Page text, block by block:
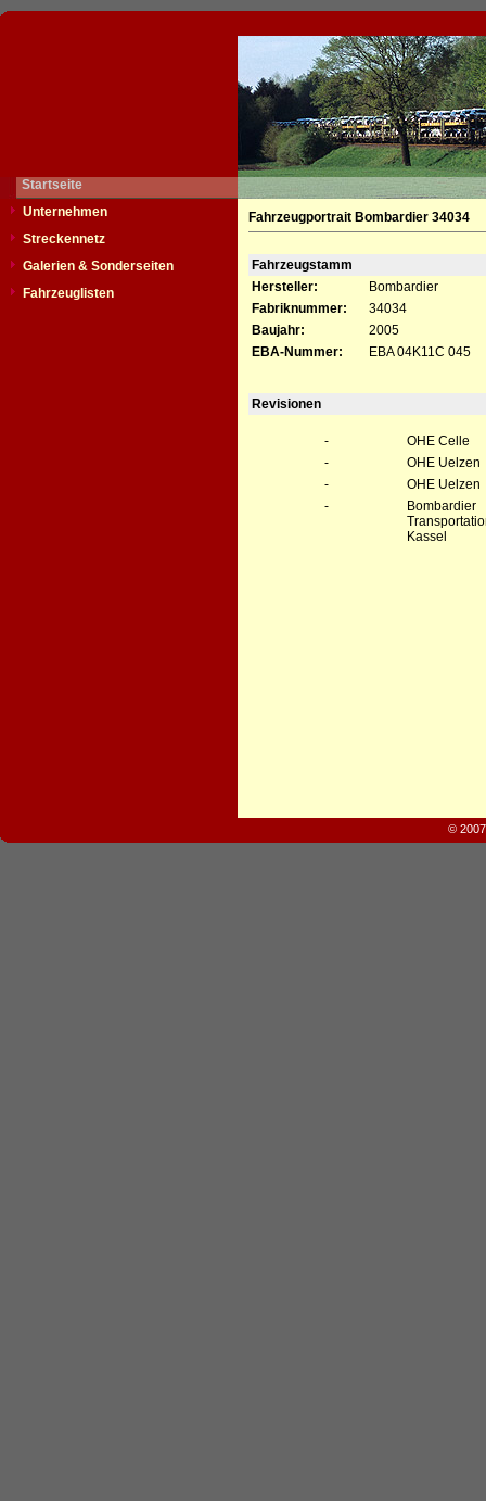
Startseite
Unternehmen
Streckennetz
Galerien & Sonderseiten
Fahrzeuglisten
Fahrzeugportrait Bombardier 34034
Fahrzeugstamm
Hersteller:
Bombardier
Fabriknummer:
34034
Baujahr:
2005
EBA-Nummer:
EBA 04K11C 045
Revisionen
-
OHE Celle
-
OHE Uelzen
-
OHE Uelzen
-
Bombardier
Kassel
©